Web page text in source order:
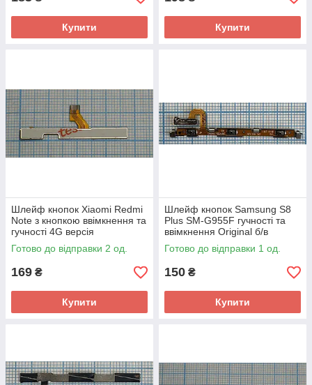
Купити Купити
Шлейф кнопок Xiaomi Redmi
Note з кнопкою ввімкнення та
гучності 4G версія
Готово до відправки 2 од.
169 ₴
Купити
Шлейф кнопок Samsung S8
Plus SM-G955F гучності та
ввімкнення Original б/в
Готово до відправки 1 од.
150 ₴
Купити